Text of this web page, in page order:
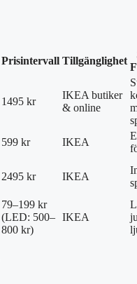
Prisintervall Tillgänglighet
1495 kr
IKEA butiker
& online
599 kr IKEA
2495 kr IKEA
79–199 kr
(LED: 500–
800 kr)
IKEA